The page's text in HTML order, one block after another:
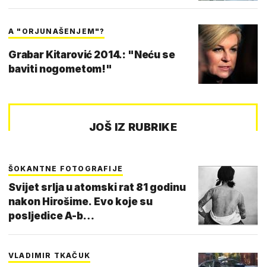
A "ORJUNAŠENJEM"?
Grabar Kitarović 2014.: "Neću se
baviti nogometom!"
JOŠ IZ RUBRIKE
ŠOKANTNE FOTOGRAFIJE
Svijet srlja u atomski rat 81 godinu
nakon Hirošime. Evo koje su
posljedice A-b…
VLADIMIR TKAČUK